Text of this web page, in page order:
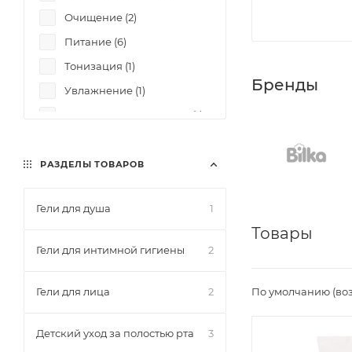
Бренды
Товары
По умолчанию
РАЗДЕЛЫ ТОВАРОВ
Гели для душа 1
Гели для интимной гигиены 2
Гели для лица 2
Детский уход за полостью рта 3
Очищение (2)
Питание (6)
Тонизация (1)
Увлажнение (1)
Увлажнение и питание ( )